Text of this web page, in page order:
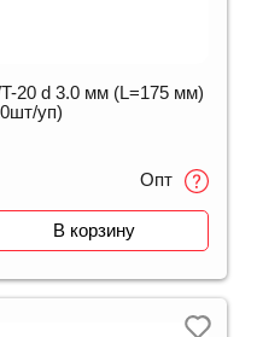
20 d 3.0 мм (L=175 мм)
уп)
Опт
В корзину